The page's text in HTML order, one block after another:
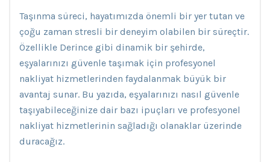
Taşınma süreci, hayatımızda önemli bir yer tutan ve
çoğu zaman stresli bir deneyim olabilen bir süreçtir.
Özellikle Derince gibi dinamik bir şehirde,
eşyalarınızı güvenle taşımak için profesyonel
nakliyat hizmetlerinden faydalanmak büyük bir
avantaj sunar. Bu yazıda, eşyalarınızı nasıl güvenle
taşıyabileceğinize dair bazı ipuçları ve profesyonel
nakliyat hizmetlerinin sağladığı olanaklar üzerinde
duracağız.